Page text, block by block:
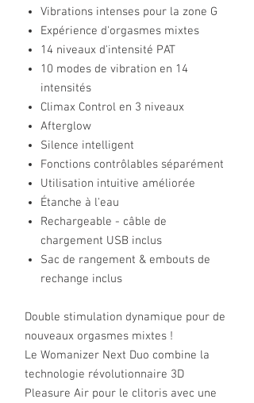
Vibrations intenses pour la zone G
Expérience d'orgasmes mixtes
14 niveaux d'intensité PAT
10 modes de vibration en 14
intensités
Climax Control en 3 niveaux
Afterglow
Silence intelligent
Fonctions contrôlables séparément
Utilisation intuitive améliorée
Étanche à l'eau
Rechargeable - câble de
chargement USB inclus
Sac de rangement & embouts de
rechange inclus
Double stimulation dynamique pour de
nouveaux orgasmes mixtes !
Le Womanizer Next Duo combine la
technologie révolutionnaire 3D
Pleasure Air pour le clitoris avec une